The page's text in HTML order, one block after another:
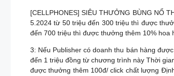
[CELLPHONES] SIÊU THƯỞNG BÙNG NỔ
5.2024 từ 50 triệu đến 300 triệu thì được
đến 700 triệu thì được thưởng thêm 10% hoa
3: Nếu Publisher có doanh thu bán hàng
đến 1 triệu đồng từ chương trình này Thời
được thưởng thêm 100đ/ click chất lượng